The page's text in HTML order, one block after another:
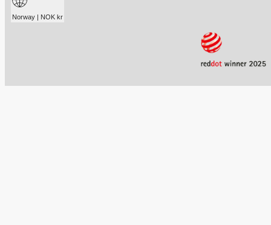
Norway | NOK kr